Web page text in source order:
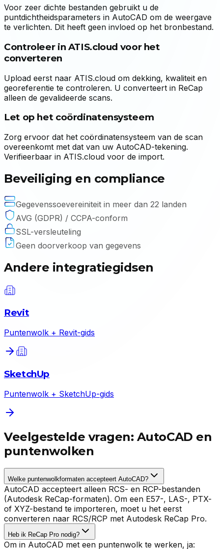
Voor zeer dichte bestanden gebruikt u de
puntdichtheidsparameters in AutoCAD om de weergave
te verlichten. Dit heeft geen invloed op het bronbestand.
Controleer in ATIS.cloud voor het
converteren
Upload eerst naar ATIS.cloud om dekking, kwaliteit en
georeferentie te controleren. U converteert in ReCap
alleen de gevalideerde scans.
Let op het coördinatensysteem
Zorg ervoor dat het coördinatensysteem van de scan
overeenkomt met dat van uw AutoCAD-tekening.
Verifieerbaar in ATIS.cloud voor de import.
Beveiliging en compliance
Gegevenssoevereiniteit in meer dan 22 landen
AVG (GDPR) / CCPA-conform
SSL-versleuteling
Geen doorverkoop van gegevens
Andere integratiegidsen
Revit
Puntenwolk + Revit-gids
SketchUp
Puntenwolk + SketchUp-gids
Veelgestelde vragen: AutoCAD en
puntenwolken
Welke puntenwolkformaten accepteert AutoCAD?
AutoCAD accepteert alleen RCS- en RCP-bestanden
(Autodesk ReCap-formaten). Om een E57-, LAS-, PTX-
of XYZ-bestand te importeren, moet u het eerst
converteren naar RCS/RCP met Autodesk ReCap Pro.
Heb ik ReCap Pro nodig?
Om in AutoCAD met een puntenwolk te werken, ja: